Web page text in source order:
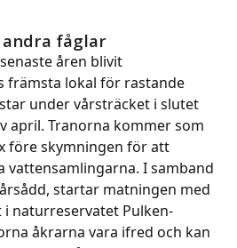
andra fåglar
åren blivit
främsta lokal för rastande
under vårsträcket i slutet
april. Tranorna kommer som
före skymningen för att
vattensamlingarna. I samband
startar matningen med
naturreservatet Pulken-
åkrarna vara ifred och kan